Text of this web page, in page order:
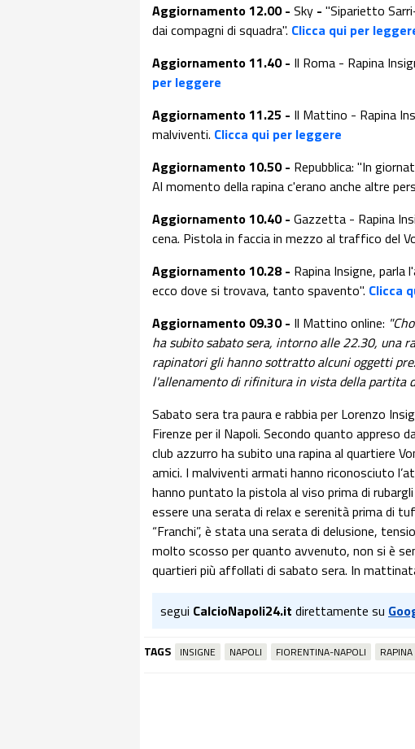
Aggiornamento 12.00 - Sky - "Siparietto
dai compagni di squadra". Clicca qui per
Aggiornamento 11.40 - Il Roma - Rapina
per leggere
Aggiornamento 11.25 - Il Mattino - Rapina
malviventi. Clicca qui per leggere
Aggiornamento 10.50 - Repubblica: "In
Al momento della rapina c'erano anche altre
Aggiornamento 10.40 - Gazzetta - Rapina
cena. Pistola in faccia in mezzo al traffico del
Aggiornamento 10.28 - Rapina Insigne,
ecco dove si trovava, tanto spavento". Clicca
Aggiornamento 09.30 - Il Mattino online:
ha subito sabato sera, intorno alle 22.30, una
rapinatori gli hanno sottratto alcuni oggetti
l'allenamento di rifinitura in vista della partita
Sabato sera tra paura e rabbia per Lorenzo
Firenze per il Napoli. Secondo quanto appreso
club azzurro ha subito una rapina al quartiere
amici. I malviventi armati hanno riconosciuto
hanno puntato la pistola al viso prima di
essere una serata di relax e serenità prima di
“Franchi”, è stata una serata di delusione,
molto scosso per quanto avvenuto, non si è
quartieri più affollati di sabato sera. In
segui CalcioNapoli24.it direttamente su
TAGS INSIGNE NAPOLI FIORENTINA-NAPOLI RAPINA